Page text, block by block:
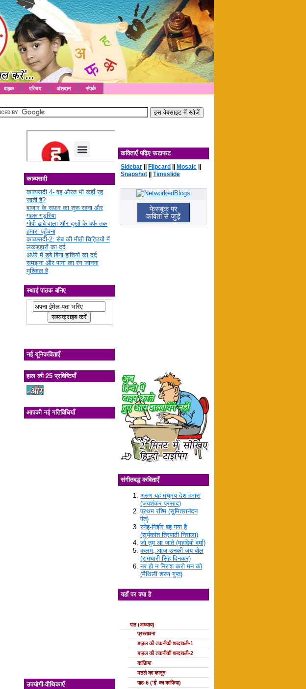
वाहक परिचय अंशदान संपर्क
काव्यसदी
काव्यसदी 4- वह औरत भी कहाँ रह
जाती है?
बाज़ार के सफ़र का शुरू रहना और
गहरू गड़रिया
गोपी ढाबे वाला और दुखों के बर्फ तक
हमारा पहुँचना
काव्यसदी-2: सेब की मीठी चिट्ठियों में
लकड़हारों का दर्द
अंधेरे में डूबे बिना हाशियों का दर्द
समझना और पानी का रंग जानना
मुश्किल है
स्थाई पाठक बनिए
नई यूनिकविताएँ
हाल की 25 प्रविष्टियाँ
आपकी नई गतिविधियाँ
उपयोगी-वीथिकाएँ
कविताएँ पढ़िए फटाफट
Sidebar ||Flipcard ||Mosaic ||
Snapshot ||Timeslide
फेसबुक पर
कविता से जुड़ें
संगीतबद्ध कविताएँ
अरुण यह मधुमय देश हमारा
(जयशंकर प्रसाद)
प्रथम रश्मि (सुमित्रानंदन
पंत)
स्नेह-निर्झर बह गया है
(सूर्यकांत त्रिपाठी निराला)
जो तुम आ जाते (महादेवी वर्मा)
कलम, आज उनकी जय बोल
(रामधारी सिंह दिनकर)
नर हो न निराश करो मन को
(मैथिली शरण गुप्त)
यहाँ पर क्या है
पाठ (अध्याय)
प्रस्तावना
ग़ज़ल की तकनीकी शब्दावली-1
ग़ज़ल की तकनीकी शब्दावली-2
काफ़िया
मतले का कानून
पाठ-6 ('ई' का काफिया)